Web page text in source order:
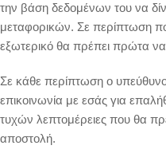
την βάση δεδομένων του να
μεταφορικών. Σε περίπτωση
εξωτερικό θα πρέπει πρώτα
Σε κάθε περίπτωση ο
επικοινωνία με εσάς για
τυχών λεπτομέρειες που θα
αποστολή.